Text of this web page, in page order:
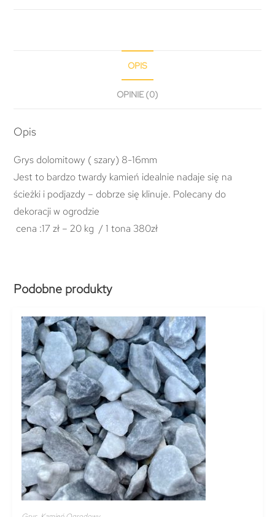
OPIS
OPINIE (0)
Opis
Grys dolomitowy ( szary) 8-16mm
Jest to bardzo twardy kamień idealnie nadaje się na
ścieżki i podjazdy – dobrze się klinuje. Polecany do
dekoracji w ogrodzie
cena :17 zł – 20 kg / 1 tona 380zł
Podobne produkty